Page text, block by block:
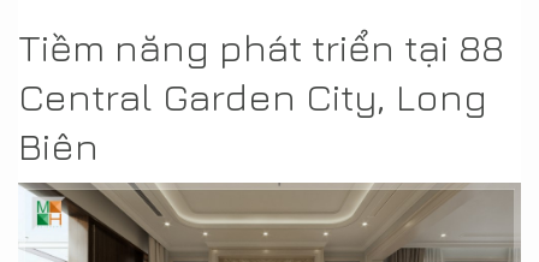
Tiềm năng phát triển tại 88
Central Garden City, Long
Biên